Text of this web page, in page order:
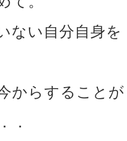
ない自分自身を
からすることが
．